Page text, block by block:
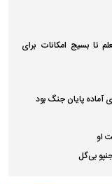
تا بسیج امکانات برای
آماده پایان جنگ بود
او